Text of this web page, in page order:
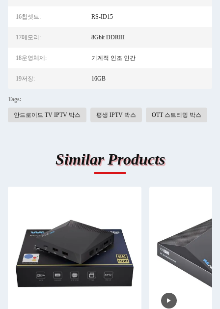
16칩셋트: RS-ID15
17메모리: 8Gbit DDRIII
18운영체제: 기계적 인조 인간
19저장: 16GB
Tags:
안드로이드 TV IPTV 박스 평생 IPTV 박스 OTT 스트리밍 박스
Similar Products